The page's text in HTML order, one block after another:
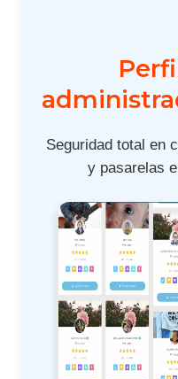
Seguridad total en
y pasarelas